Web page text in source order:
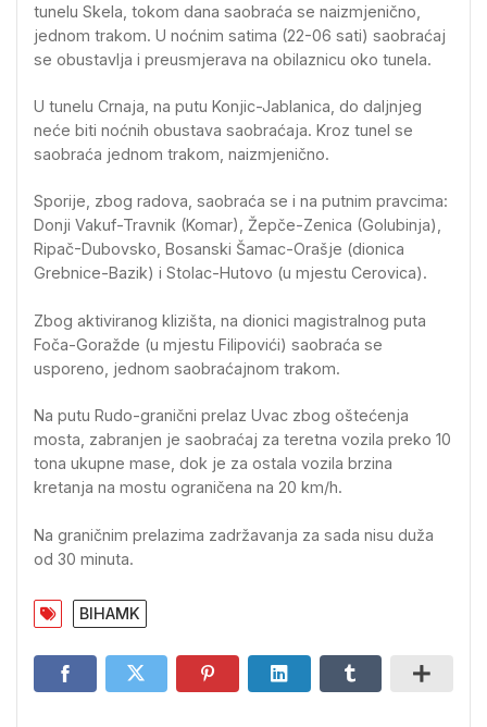
tunelu Skela, tokom dana saobraća se naizmjenično,
jednom trakom. U noćnim satima (22-06 sati) saobraćaj
se obustavlja i preusmjerava na obilaznicu oko tunela.
U tunelu Crnaja, na putu Konjic-Jablanica, do daljnjeg
neće biti noćnih obustava saobraćaja. Kroz tunel se
saobraća jednom trakom, naizmjenično.
Sporije, zbog radova, saobraća se i na putnim pravcima:
Donji Vakuf-Travnik (Komar), Žepče-Zenica (Golubinja),
Ripač-Dubovsko, Bosanski Šamac-Orašje (dionica
Grebnice-Bazik) i Stolac-Hutovo (u mjestu Cerovica).
Zbog aktiviranog klizišta, na dionici magistralnog puta
Foča-Goražde (u mjestu Filipovići) saobraća se
usporeno, jednom saobraćajnom trakom.
Na putu Rudo-granični prelaz Uvac zbog oštećenja
mosta, zabranjen je saobraćaj za teretna vozila preko 10
tona ukupne mase, dok je za ostala vozila brzina
kretanja na mostu ograničena na 20 km/h.
Na graničnim prelazima zadržavanja za sada nisu duža
od 30 minuta.
BIHAMK